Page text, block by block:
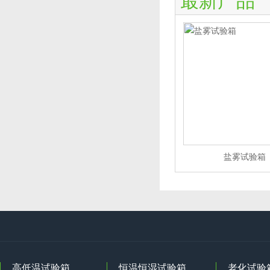
盐雾试验箱
高低温试验箱 恒温恒湿试验箱 老化试验